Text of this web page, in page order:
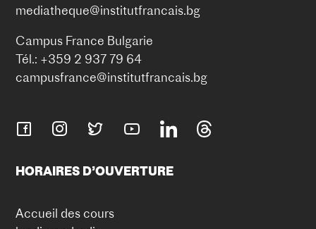
mediatheque@institutfrancais.bg
Campus France Bulgarie
Tél.: +359 2 937 79 64
campusfrance@institutfrancais.bg
HORAIRES D’OUVERTURE
Accueil des cours